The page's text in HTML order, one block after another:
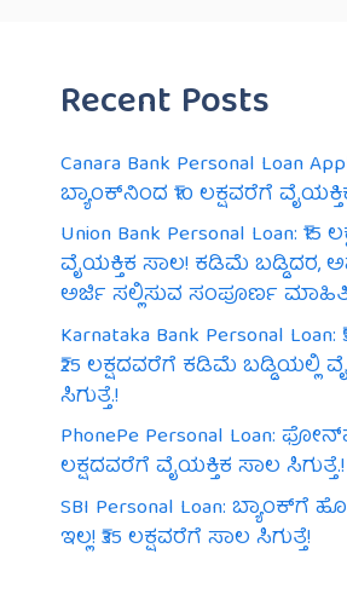
Recent Posts
Canara Bank Personal Loan
ಬ್ಯಾಂಕ್‌ನಿಂದ ₹10 ಲಕ್ಷವರೆಗೆ
Union Bank Personal Loan: ₹15
ವೈಯಕ್ತಿಕ ಸಾಲ! ಕಡಿಮೆ ಬಡ್ಡಿದರ,
ಅರ್ಜಿ ಸಲ್ಲಿಸುವ ಸಂಪೂರ್ಣ
Karnataka Bank Personal
₹25 ಲಕ್ಷದವರೆಗೆ ಕಡಿಮೆ ಬಡ್ಡಿಯಲ್ಲಿ
ಸಿಗುತ್ತೆ.!
PhonePe Personal Loan:
ಲಕ್ಷದವರೆಗೆ ವೈಯಕ್ತಿಕ ಸಾಲ ಸಿಗುತ್ತೆ.!
SBI Personal Loan: ಬ್ಯಾಂಕ್‌ಗೆ
ಇಲ್ಲ! ₹35 ಲಕ್ಷವರೆಗೆ ಸಾಲ ಸಿಗುತ್ತೆ!